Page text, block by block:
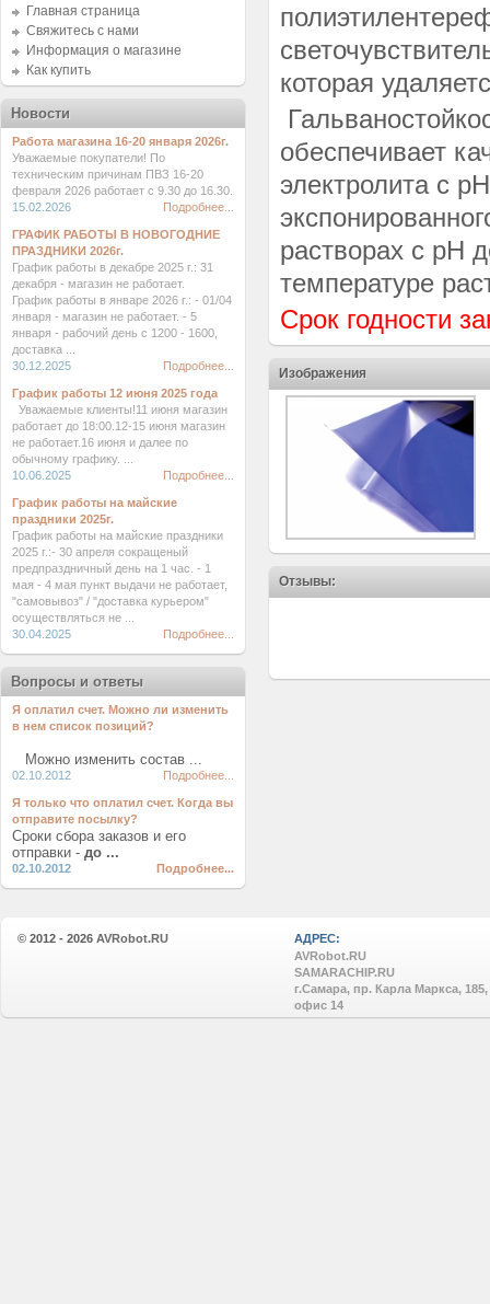
которая
обеспечивает
электролита с
растворах с pH
температуре
Срок годности
Изображения
Отзывы:
Главная страница
Свяжитесь с нами
Информация о магазине
Как купить
Новости
Работа магазина 16-20 января 2026г.
Уважаемые покупатели! По
техническим причинам ПВЗ 16-20
февраля 2026 работает с 9.30 до 16.30.
15.02.2026
Подробнее...
ГРАФИК РАБОТЫ В НОВОГОДНИЕ
ПРАЗДНИКИ 2026г.
График работы в декабре 2025 г.: 31
декабря - магазин не работает.
График работы в январе 2026 г.: - 01/04
января - магазин не работает. - 5
января - рабочий день с 1200 - 1600,
доставка ...
30.12.2025
Подробнее...
График работы 12 июня 2025 года
Уважаемые клиенты!11 июня магазин
работает до 18:00.12-15 июня магазин
не работает.16 июня и далее по
обычному графику. ...
10.06.2025
Подробнее...
График работы на майские
праздники 2025г.
График работы на майские праздники
2025 г.:- 30 апреля сокращеный
предпраздничный день на 1 час. - 1
мая - 4 мая пункт выдачи не работает,
"самовывоз" / "доставка курьером"
осуществляться не ...
30.04.2025
Подробнее...
Вопросы и ответы
Я оплатил счет. Можно ли изменить
в нем список позиций?
Можно изменить состав ...
02.10.2012 Подробнее...
Я только что оплатил счет. Когда вы
отправите посылку?
Сроки сбора заказов и его
отправки - до ...
02.10.2012 Подробнее...
© 2012 - 2026 AVRobot.RU
АДРЕС:
AVRobot.RU
SAMARACHIP.RU
г.Самара, пр. Карла Маркса, 185,
офис 14